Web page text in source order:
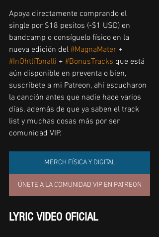
Apoya directamente comprando el
single por $18 pesitos (-$1 USD) en
bandcamp o consíguelo físico en la
nueva edición del #MagnaMater +
#InOhtliTonalli + #BonusTracks que está
aún disponible en preventa o bien,
suscríbete a mi Patreon, ahí escucharon
la canción antes que nadie hace varios
días, además de que ya saben el track
list y muchas cosas más por ser
comunidad VIP.
MERCH FÍSICA Y DIGITAL
ÚNETE A LA COMUNIDAD VIP EN PATREON
LYRIC VIDEO OFICIAL